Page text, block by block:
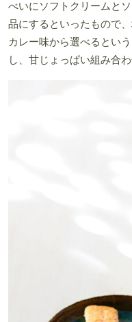
べいにソフトクリームと
品にするといったもので
カレー味から選べるとい
し、甘じょっぱい組み合